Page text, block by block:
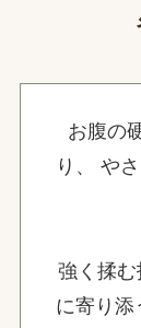
お腹の
り、 や
強く揉
に寄り添